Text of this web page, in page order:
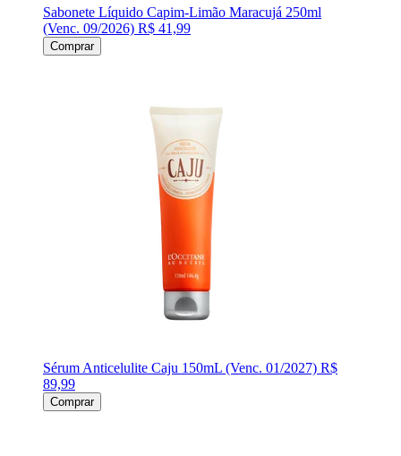
Sabonete Líquido Capim-Limão Maracujá 250ml
(Venc. 09/2026) R$ 41,99
Comprar
Sérum Anticelulite Caju 150mL (Venc. 01/2027) R$
89,99
Comprar